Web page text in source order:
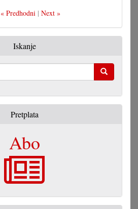
« Predhodni| Next »
Iskanje
Pretplata
Abo